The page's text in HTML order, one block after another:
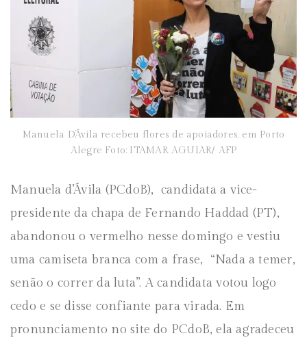
Manuela D’Ávila recebeu flores de apoiadores, em Porto
Alegre Foto: ITAMAR AGUIAR/ AFP
Manuela d’Ávila (PCdoB), candidata a vice-
presidente da chapa de Fernando Haddad (PT),
abandonou o vermelho nesse domingo e vestiu
uma camiseta branca com a frase, “Nada a temer,
senão o correr da luta”. A candidata votou logo
cedo e se disse confiante para virada. Em
pronunciamento no site do PCdoB, ela agradeceu